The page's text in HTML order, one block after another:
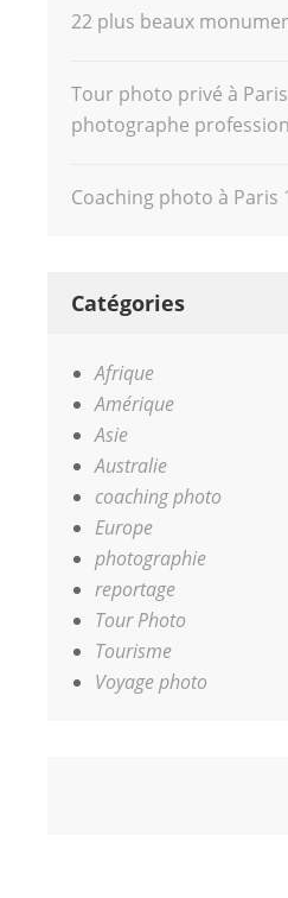
22 plus beaux
Tour photo privé à
photographe
Coaching photo à Paris
Catégories
Afrique
Amérique
Asie
Australie
coaching photo
Europe
photographie
reportage
Tour Photo
Tourisme
Voyage photo